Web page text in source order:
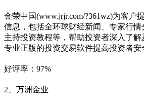
金荣中国(www.jrjr.com/?361wz)为客户
信息，包括全环球财经新闻、专家行
主持投资教程等，帮助投资者深入了
专业正版的投资交易软件提高投资者安
好评率：97%
2、万洲金业